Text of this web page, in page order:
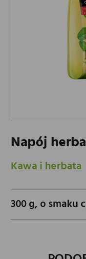
Napój
Kawa i herbata
300 g, o smaku